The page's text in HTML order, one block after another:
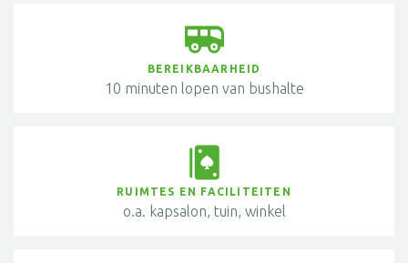
BEREIKBAARHEID
10 minuten lopen van bushalte
RUIMTES EN FACILITEITEN
o.a. kapsalon, tuin, winkel